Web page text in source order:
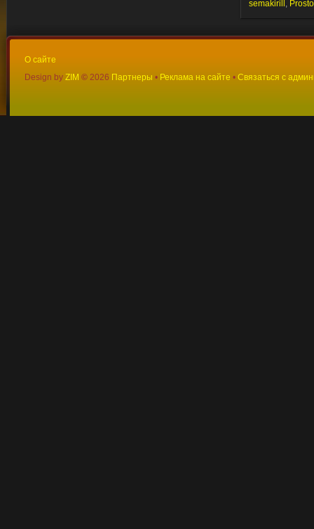
semakirill ,
О сайте
Design by ZIM © 2026 Партнеры • Реклама на сайте • Связаться с